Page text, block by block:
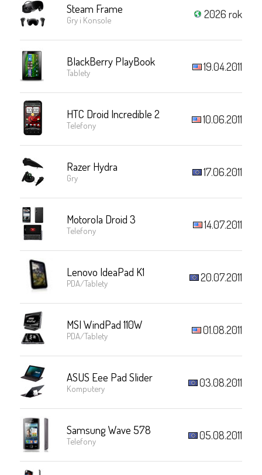
Steam Frame
Gry i Konsole 2026 rok
BlackBerry PlayBook
Tablety 19.04.2011
HTC Droid Incredible 2
Telefony 10.06.2011
Razer Hydra
Gry 17.06.2011
Motorola Droid 3
Telefony 14.07.2011
Lenovo IdeaPad K1
PDA/Tablety 20.07.2011
MSI WindPad 110W
PDA/Tablety 01.08.2011
ASUS Eee Pad Slider
Komputery 03.08.2011
Samsung Wave 578
Telefony 05.08.2011